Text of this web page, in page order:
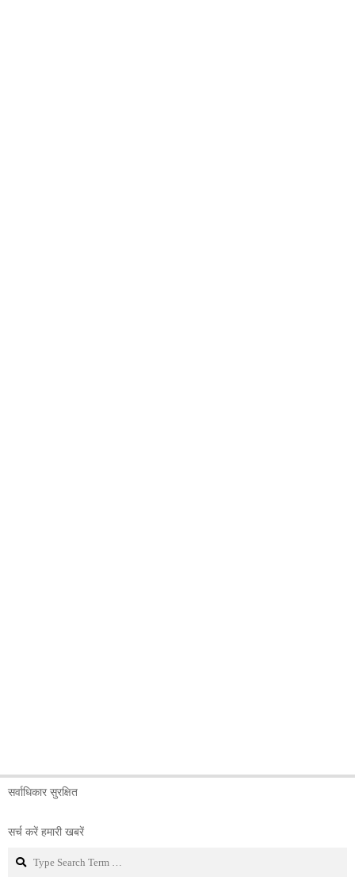
सर्वाधिकार सुरक्षित
सर्च करें हमारी खबरें